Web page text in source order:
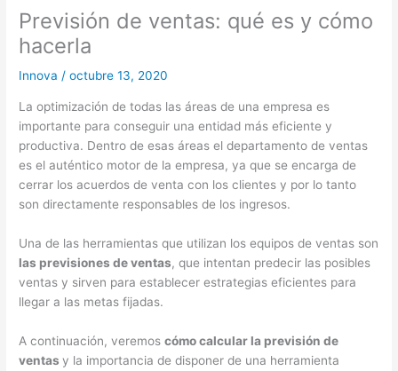
Previsión de ventas: qué es y cómo
hacerla
Innova /octubre 13, 2020
La optimización de todas las áreas de una empresa es
importante para conseguir una entidad más eficiente y
productiva. Dentro de esas áreas el departamento de ventas
es el auténtico motor de la empresa, ya que se encarga de
cerrar los acuerdos de venta con los clientes y por lo tanto
son directamente responsables de los ingresos.
Una de las herramientas que utilizan los equipos de ventas son
las previsiones de ventas, que intentan predecir las posibles
ventas y sirven para establecer estrategias eficientes para
llegar a las metas fijadas.
A continuación, veremoscómo calcular la previsión de
ventasy la importancia de disponer de una herramienta